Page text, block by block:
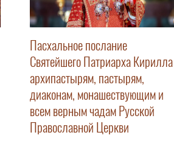
Пасхальное послание
Святейшего Патриарха Кирилла
архипастырям, пастырям,
диаконам, монашествующим и
всем верным чадам Русской
Православной Церкви